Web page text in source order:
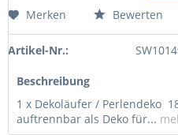
Merken Bewerten
Artikel-Nr.:
Beschreibung
1 x Dekoläufer / Perlendeko
auftrennbar als Deko für...